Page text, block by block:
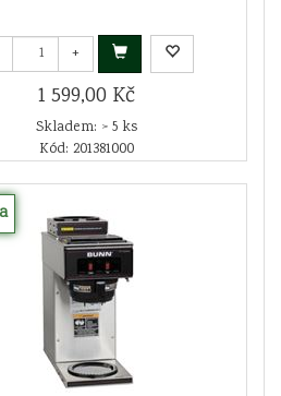
+
1 599,00 Kč
Skladem: > 5 ks
Kód: 201381000